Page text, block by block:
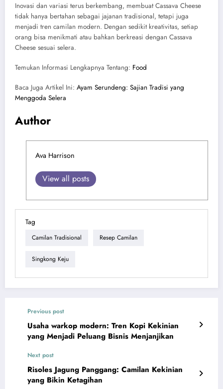
Inovasi dan variasi terus berkembang, membuat Cassava Cheese
tidak hanya bertahan sebagai jajanan tradisional, tetapi juga
menjadi tren camilan modern. Dengan sedikit kreativitas, setiap
orang bisa menikmati atau bahkan berkreasi dengan Cassava
Cheese sesuai selera.
Temukan Informasi Lengkapnya Tentang: Food
Baca Juga Artikel Ini: Ayam Serundeng: Sajian Tradisi yang
Menggoda Selera
Author
Ava Harrison
View all posts
Tag
Camilan Tradisional Resep Camilan
Singkong Keju
Previous post
Usaha warkop modern: Tren Kopi Kekinian
yang Menjadi Peluang Bisnis Menjanjikan
Next post
Risoles Jagung Panggang: Camilan Kekinian
yang Bikin Ketagihan